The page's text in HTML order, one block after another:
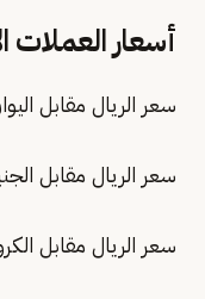
أسعار العملات
سعر الريال مقابل اليوان
سعر الريال مقابل الجنيه
سعر الريال مقابل الكرون